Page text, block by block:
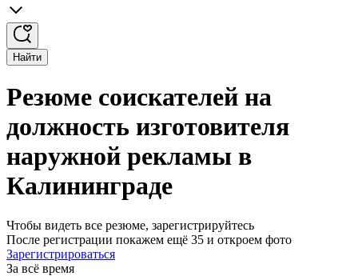
Найти
Резюме соискателей на
должность изготовителя
наружной рекламы в
Калининграде
Чтобы видеть все резюме, зарегистрируйтесь
После регистрации покажем ещё 35 и откроем фото
Зарегистрироваться
За всё время